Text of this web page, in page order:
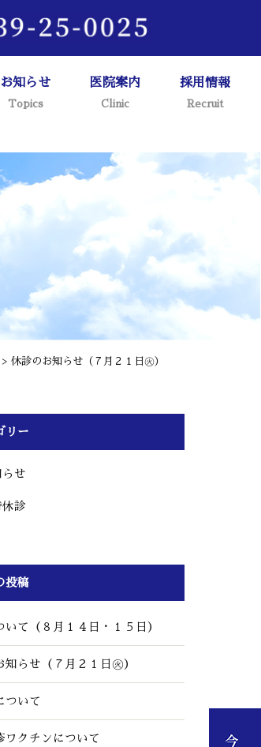
お知らせ
Topics
医院案内
Clinic
採用情報
Recruit
> 休診のお知らせ（７月２１日㊋）
リー
らせ
休診
投稿
いて（８月１４日・１５日）
知らせ（７月２１日㊋）
ついて
ワクチンについて